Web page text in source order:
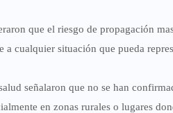
que el riesgo de propagación
a cualquier situación que pueda
señalaron que no se han
en zonas rurales o lugares